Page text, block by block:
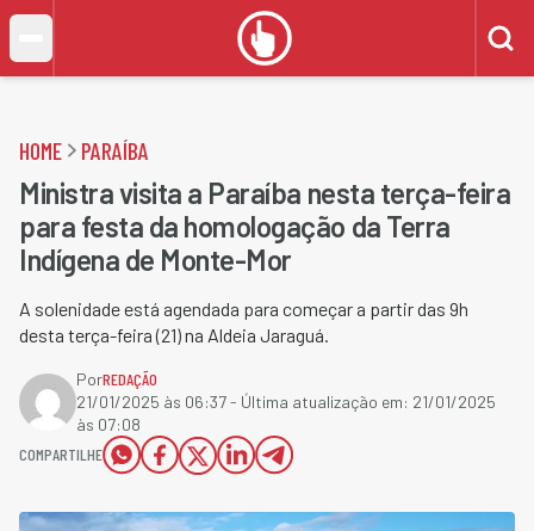
HOME PARAÍBA
Ministra visita a Paraíba nesta terça-feira
para festa da homologação da Terra
Indígena de Monte-Mor
A solenidade está agendada para começar a partir das 9h
desta terça-feira (21) na Aldeia Jaraguá.
PorREDAÇÃO
21/01/2025 às 06:37- Última atualização em: 21/01/2025
às 07:08
COMPARTILHE